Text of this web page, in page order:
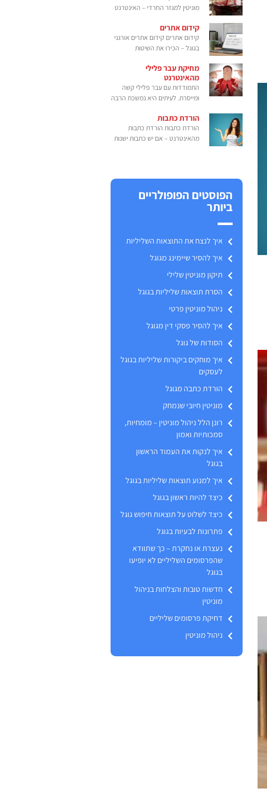
מוניטין למגזר החרדי – האינטרנט
קידום אתרים
קידום אתרים קידום אתרים אורגני
בגוגל – הכירו את השיטות
מחיקת עבר פלילי
מהאינטרנט
התמודדות עם עבר פלילי קשה
ומייסרת. לעיתים היא נמשכת הרבה
הורדת כתבות
הורדת כתבות הורדת כתבות
מהאינטרנט – אם יש כתבות ישנות
הפוסטים הפופולריים
ביותר
איך לנצח את התוצאות השליליות
איך להסיר שיימינג מגוגל
תיקון מוניטין שלילי
הסרת תוצאות שליליות בגוגל
ניהול מוניטין פרטי
איך להסיר פסקי דין מגוגל
הסודות של גוגל
איך מוחקים ביקורות שליליות בגוגל
לעסקים
הורדת כתבה מגוגל
מוניטין חיובי שנמחק
רונן הלל ניהול מוניטין – מומחיות,
סמכותיות ואמון
איך לנקות את העמוד הראשון
בגוגל
איך למנוע תוצאות שליליות בגוגל
כיצד להיות ראשון בגוגל
כיצד לשלוט על תוצאות חיפוש גוגל
פתרונות לבעיות בגוגל
נעצרת או נחקרת – כך שתוודא
שהפרסומים השליליים לא יופיעו
בגוגל
חדשות טובות והצלחות בניהול
מוניטין
דחיקת פרסומים שליליים
ניהול מוניטין